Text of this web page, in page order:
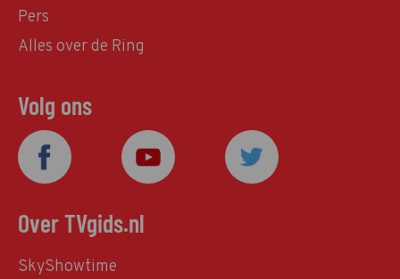
Pers
Alles over de Ring
Volg ons
Over TVgids.nl
SkyShowtime